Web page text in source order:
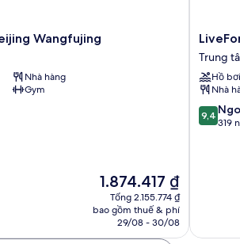
Wangfujing
Nhà hàng
Gym
Giá
hiện
tại
1.874.417 ₫
1.874.417 ₫
Tổng 2.155.774 ₫
bao gồm thuế & phí
29/08 - 30/08
Hotel
Trung
tâm
Bắc
Kinh
Trung
Hồ bơi
Nhà
9.4
trên
9,4
319